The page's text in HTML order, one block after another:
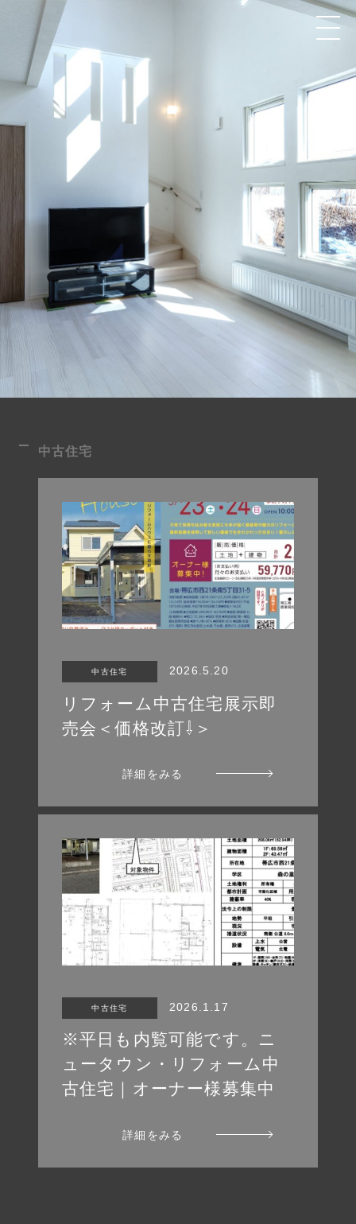
中古住宅
中古住宅 2026.5.20
リフォーム中古住宅展示即
売会＜価格改訂⇩＞
詳細をみる
中古住宅 2026.1.17
※平日も内覧可能です。ニ
ュータウン・リフォーム中
古住宅｜オーナー様募集中
詳細をみる